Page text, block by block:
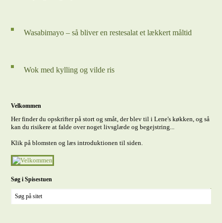
Wasabimayo – så bliver en restesalat et lækkert måltid
Wok med kylling og vilde ris
Velkommen
Her finder du opskrifter på stort og småt, der blev til i Lene's køkken, og så
kan du risikere at falde over noget livsglæde og begejstring...
Klik på blomsten og læs introduktionen til siden.
Søg i Spisestuen